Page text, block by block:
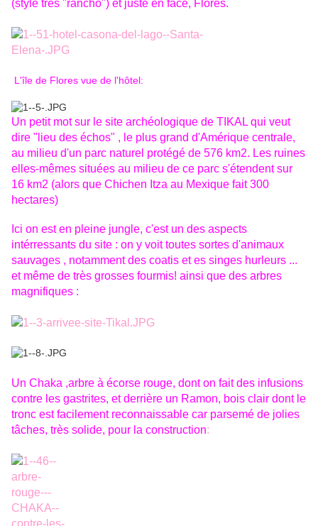
(style très "rancho") et juste en face, Flores.
L'île de Flores vue de l'hôtel:
Un petit mot sur le site archéologique de TIKAL qui veut
dire "lieu des échos" , le plus grand d'Amérique centrale,
au milieu d'un parc naturel protégé de 576 km2. Les ruines
elles-mêmes situées au milieu de ce parc s'étendent sur
16 km2 (alors que Chichen Itza au Mexique fait 300
hectares)
Ici on est en pleine jungle, c'est un des aspects
intérressants du site : on y voit toutes sortes d'animaux
sauvages , notamment des coatis et es singes hurleurs ...
et même de très grosses fourmis! ainsi que des arbres
magnifiques :
Un Chaka ,arbre à écorse rouge, dont on fait des infusions
contre les gastrites, et derrière un Ramon, bois clair dont le
tronc est facilement reconnaissable car parsemé de jolies
tâches, très solide, pour la construction: